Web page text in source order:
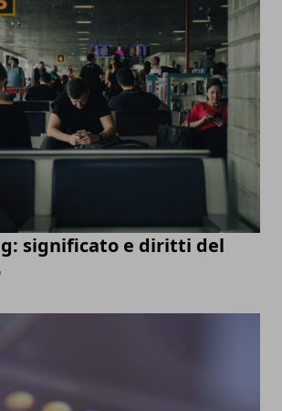
significato e diritti del